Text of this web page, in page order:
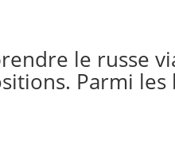
le russe
Parmi